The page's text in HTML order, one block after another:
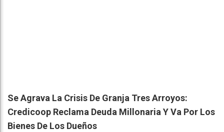
Se Agrava La Crisis De Granja Tres Arroyos:
Credicoop Reclama Deuda Millonaria Y Va Por Los
Bienes De Los Dueños